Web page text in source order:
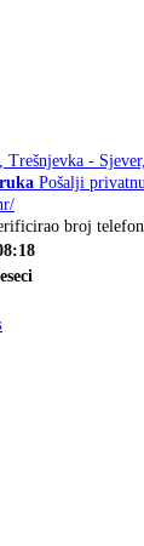
Trešnjevka -
Pošalji
broj